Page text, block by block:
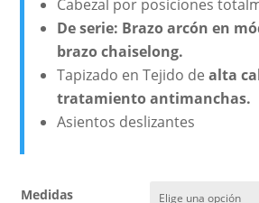
Cabezal por posiciones
De serie: Brazo arcón en
brazo chaiselong.
Tapizado en Tejido dealta
tratamiento antimanchas.
Asientos deslizantes
Medidas